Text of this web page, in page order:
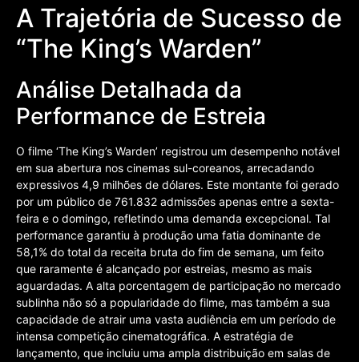
A Trajetória de Sucesso de
“The King’s Warden”
Análise Detalhada da
Performance de Estreia
O filme ‘The King’s Warden’ registrou um desempenho notável
em sua abertura nos cinemas sul-coreanos, arrecadando
expressivos 4,9 milhões de dólares. Este montante foi gerado
por um público de 761.832 admissões apenas entre a sexta-
feira e o domingo, refletindo uma demanda excepcional. Tal
performance garantiu à produção uma fatia dominante de
58,1% do total da receita bruta do fim de semana, um feito
que raramente é alcançado por estreias, mesmo as mais
aguardadas. A alta porcentagem de participação no mercado
sublinha não só a popularidade do filme, mas também a sua
capacidade de atrair uma vasta audiência em um período de
intensa competição cinematográfica. A estratégia de
lançamento, que incluiu uma ampla distribuição em salas de